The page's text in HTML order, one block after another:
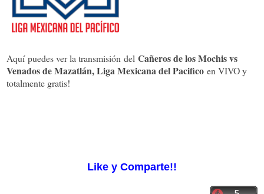
Aquí puedes ver la transmisión del Cañeros de los Mochis vs
Venados de Mazatlán, Liga Mexicana del Pacifico en VIVO y
totalmente gratis!
Like y Comparte!!